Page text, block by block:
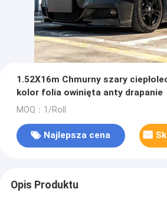
1.52X16m Chmurny szary
kolor folia owinięta anty drapanie
MOQ：1/Roll
Najlepsza cena
Opis Produktu